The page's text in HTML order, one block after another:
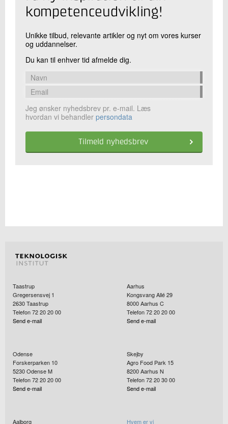
kompetenceudvikling!
Unikke tilbud, relevante artikler og nyt om vores kurser
og uddannelser.
Du kan til enhver tid afmelde dig.
Jeg ønsker nyhedsbrev pr. e-mail. Læs
hvordan vi behandler persondata
Taastrup
Gregersensvej 1
2630Taastrup
Telefon 72 20 20 00
Send e-mail
Aarhus
Kongsvang Allé 29
8000Aarhus C
Telefon 72 20 20 00
Send e-mail
Odense
Forskerparken 10
5230Odense M
Telefon 72 20 20 00
Send e-mail
Skejby
Agro Food Park 15
8200Aarhus N
Telefon 72 20 30 00
Send e-mail
Aalborg Hvem er vi